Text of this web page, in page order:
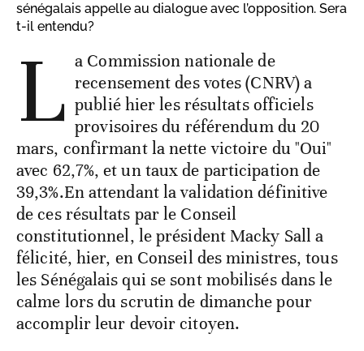
sénégalais appelle au dialogue avec l’opposition. Sera
t-il entendu?
L a Commission nationale de
recensement des votes (CNRV) a
publié hier les résultats officiels
provisoires du référendum du 20
mars, confirmant la nette victoire du "Oui"
avec 62,7%, et un taux de participation de
39,3%.En attendant la validation définitive
de ces résultats par le Conseil
constitutionnel, le président Macky Sall a
félicité, hier, en Conseil des ministres, tous
les Sénégalais qui se sont mobilisés dans le
calme lors du scrutin de dimanche pour
accomplir leur devoir citoyen.